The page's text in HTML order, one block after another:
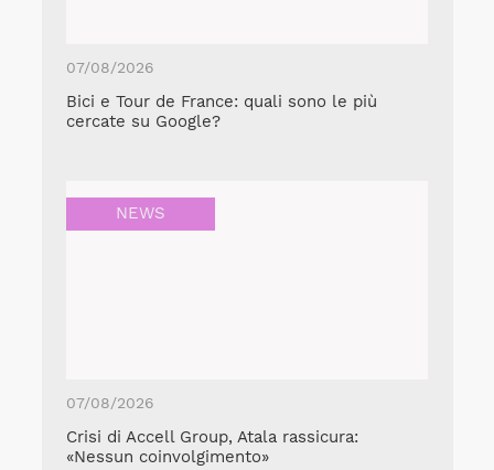
07/08/2026
Bici e Tour de France: quali sono le più
cercate su Google?
NEWS
07/08/2026
Crisi di Accell Group, Atala rassicura:
«Nessun coinvolgimento»